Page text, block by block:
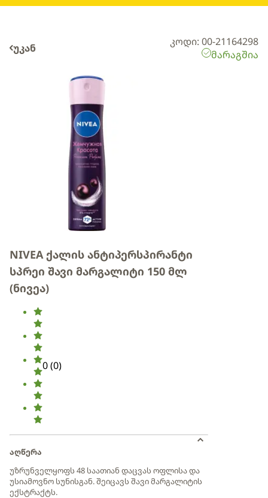
უკან
კოდი: 00-21164298
მარაგშია
NIVEA ქალის ანტიპერსპირანტი
სპრეი შავი მარგალიტი 150 მლ
(ნივეა)
0(0)
აღწერა
უზრუნველყოფს 48 საათიან დაცვას ოფლისა და
უსიამოვნო სუნისგან. შეიცავს შავი მარგალიტის
ექსტრაქტს.